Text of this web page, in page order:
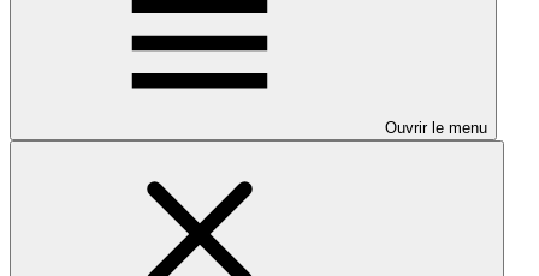
Ouvrir le menu